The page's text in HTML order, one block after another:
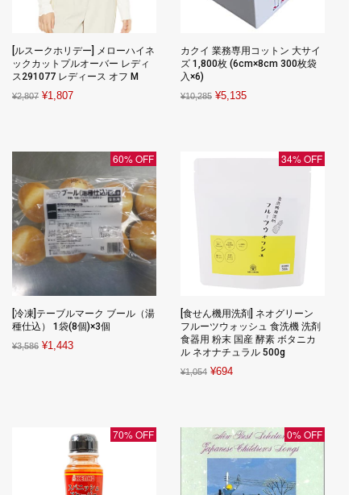
[ルスークホリデー] メローハイネ
ックカットプルオーバー レディ
ス291077 レディース オフ M
¥2,807 Original
¥1,807Current
カクイ 業務専用コットン 大サイ
ズ 1,800枚 (6cm×8cm 300枚袋
入×6)
¥10,285 Original
¥5,135Current
60% OFF
[冷凍]テーブルマーク ブール（湯
種仕込） 1袋(8個)×3個
¥3,586 Original
¥1,443Current
34% OFF
[食せん機用洗剤] ネオグリーン
フルーツウォッシュ 食洗機 洗剤
食器用 粉末 国産 酵素 ボタニカ
ル ネオナチュラル 500g
¥1,054 Original
¥694Current
70% OFF 0% OFF